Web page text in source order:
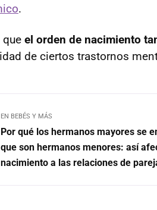
.
que el orden de nacimiento
de ciertos trastornos
EN BEBÉS Y MÁS
Por qué los hermanos mayores se
que son hermanos menores: así
nacimiento a las relaciones de